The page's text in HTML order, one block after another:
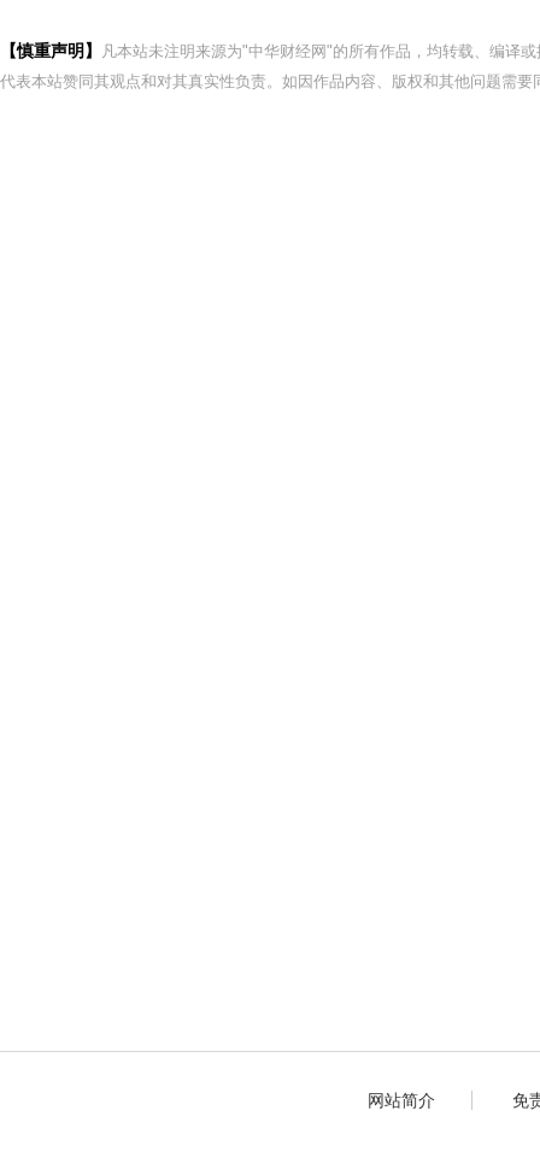
【慎重声明】
凡本站未注明来源为"中华财经网"的所有作品，均转载、编译
代表本站赞同其观点和对其真实性负责。如因作品内容、版权和其他问题需
网站简介 免